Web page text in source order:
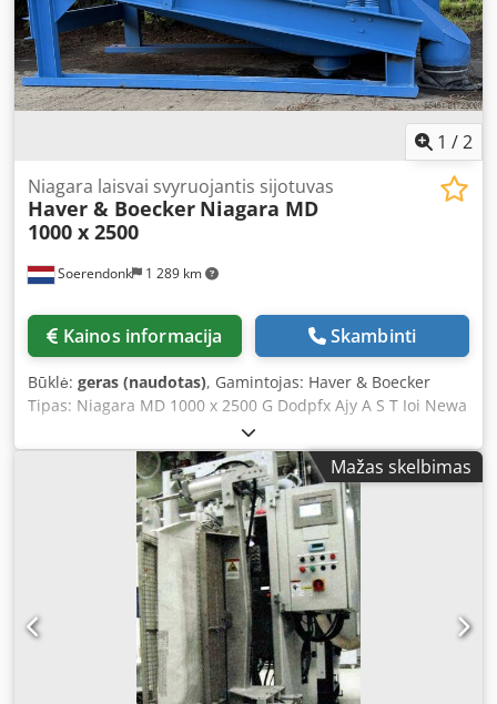
1 /2
Soerendonk 1 289 km
Niagara laisvai svyruojantis sijotuvas
Haver & Boecker Niagara MD
1000 x 2500
Kainos informacija Skambinti
Būklė: geras (naudotas), Gamintojas: Haver & Boecker
Tipas: Niagara MD 1000 x 2500 G Dodpfx Ajy A S T Ioi Newa
Sieto dydis: 1.000 x 2.500 mm Dviaukštis Komplekte: –
Rėmas – Spyruoklės – 4 kW pavara Sijavimo mašina gali
būti smėliuojama ir nudažoma.
Mažas skelbimas